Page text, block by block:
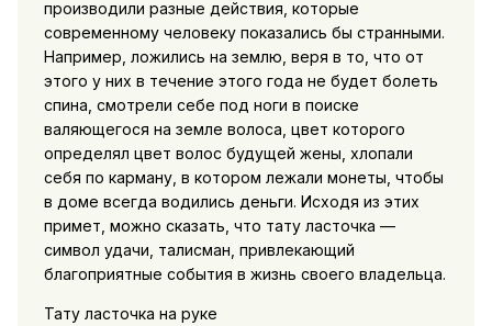
производили разные действия, которые
современному человеку показались бы странными.
Например, ложились на землю, веря в то, что от
этого у них в течение этого года не будет болеть
спина, смотрели себе под ноги в поиске
валяющегося на земле волоса, цвет которого
определял цвет волос будущей жены, хлопали
себя по карману, в котором лежали монеты, чтобы
в доме всегда водились деньги. Исходя из этих
примет, можно сказать, что тату ласточка —
символ удачи, талисман, привлекающий
благоприятные события в жизнь своего владельца.
Тату ласточка на руке